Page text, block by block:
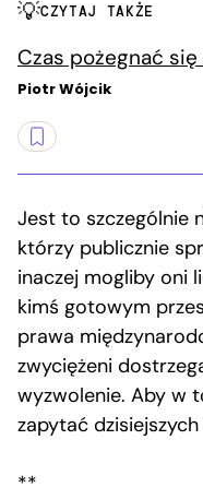
CZYTAJ TAKŻE
Czas pożegnać się
Piotr Wójcik
Jest to szczególnie
którzy publicznie
inaczej mogliby oni
kimś gotowym
prawa
zwyciężeni
wyzwolenie. Aby w
zapytać
**